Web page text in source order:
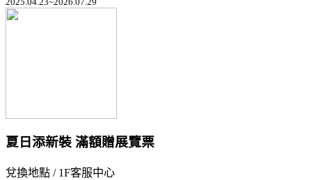
夏日添新裝 滿額贈展覽票
兌換地點 / 1F客服中心